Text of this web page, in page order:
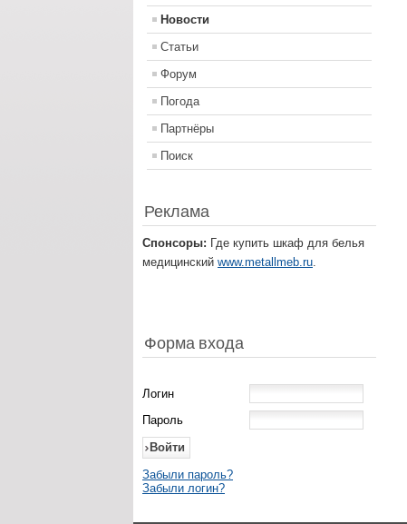
Новости
Статьи
Форум
Погода
Партнёры
Поиск
Реклама
Спонсоры: Где купить шкаф для белья
медицинский www.metallmeb.ru
Форма входа
Логин
Пароль
Забыли пароль?
Забыли логин?